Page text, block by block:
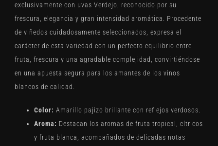
exclusivamente con uvas Verdejo, reconocido por su
frescura, elegancia y gran intensidad aromática. Procedente
de viñedos cuidadosamente seleccionados, expresa el
carácter de esta variedad con un perfecto equilibrio entre
fruta, frescura y una agradable complejidad, convirtiéndose
en una apuesta segura para los amantes de los vinos
blancos de calidad.
Color: Amarillo pajizo brillante con reflejos verdosos.
Aroma: Destacan los aromas de fruta tropical, cítricos
y fruta blanca, acompañados de delicadas notas